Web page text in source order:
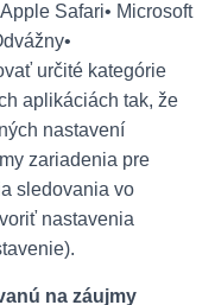
Apple Safari• Microsoft
•
určité kategórie
aplikáciách tak, že
nastavení
zariadenia pre
sledovania vo
nastavenia
na záujmy